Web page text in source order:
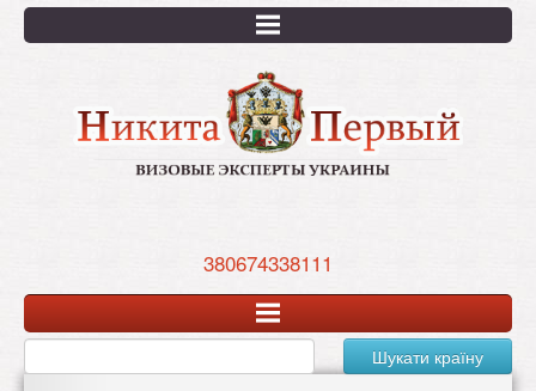
Перейти
основному
380674338111
Шукати країну